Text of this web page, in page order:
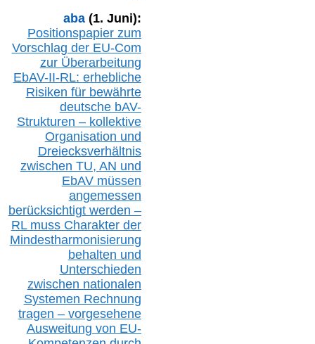
aba(1. Juni):
Positionspapier zum
Vorschlag der EU-Com
zur Überarbeitung
EbAV-II-RL: erhebliche
Risiken für bewährte
deutsche bAV-
Strukturen – kollektive
Organisation und
Dreiecksverhältnis
zwischen TU, AN und
EbAV müssen
angemessen
berücksichtigt werden –
RL mussCharakter der
Mindestharmonisierung
behalten und
Unterschieden
zwischen nationalen
Systemen Rechnung
tragen – vorgesehene
Ausweitung von EU-